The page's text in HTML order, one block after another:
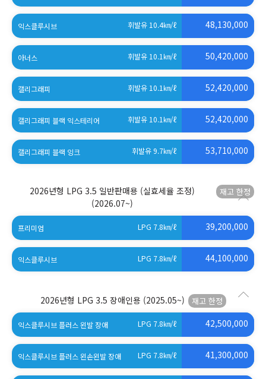
익스클루시브 휘발유 10.4㎞/ℓ 48,130,000
아너스 휘발유 10.1 ㎞/ℓ 50,420,000
캘리그래피 휘발유 10.1 ㎞/ℓ 52,420,000
캘리그래피 블랙 익스테리어 휘발유 10.1 ㎞/ℓ 52,420,000
캘리그래피 블랙 잉크 휘발유 9.7㎞/ℓ 53,710,000
2026년형 LPG 3.5 일반판매용 (실효세율 조정)
(2026.07~)
프리미엄 LPG 7.8㎞/ℓ 39,200,000
익스클루시브 LPG 7.8㎞/ℓ 44,100,000
2026년형 LPG 3.5 장애인용 (2025.05~)
익스클루시브 플러스 왼발 장애 LPG 7.8㎞/ℓ 42,500,000
익스클루시브 플러스 왼손왼발 장애 LPG 7.8㎞/ℓ 41,300,000